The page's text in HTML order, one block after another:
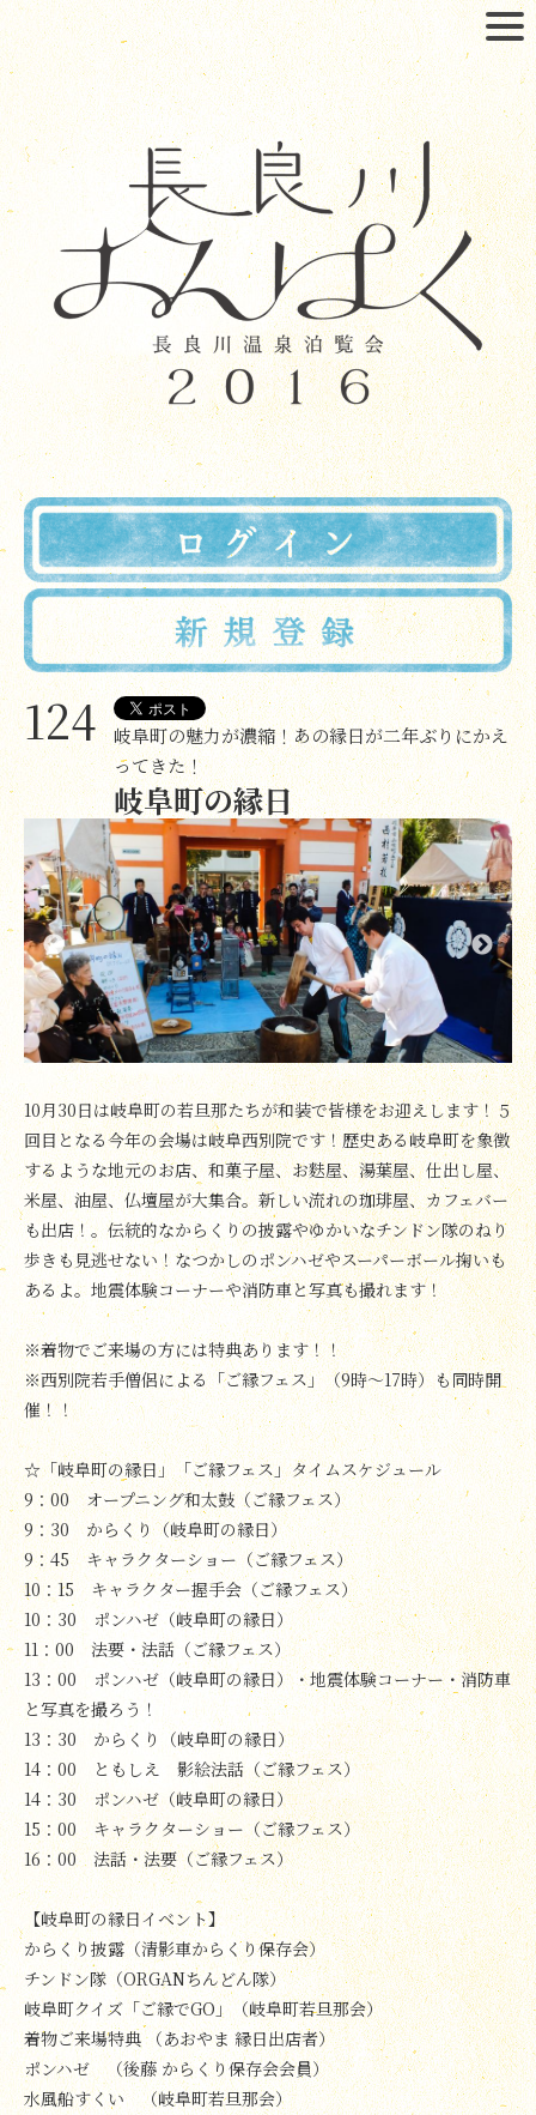
124
岐阜町の魅力が濃縮！あの縁日が二年ぶりにかえ
ってきた！
岐阜町の縁日
10月30日は岐阜町の若旦那たちが和装で皆様をお迎えします！５
回目となる今年の会場は岐阜西別院です！歴史ある岐阜町を象徴
するような地元のお店、和菓子屋、お麩屋、湯葉屋、仕出し屋、
米屋、油屋、仏壇屋が大集合。新しい流れの珈琲屋、カフェバー
も出店！。伝統的なからくりの披露やゆかいなチンドン隊のねり
歩きも見逃せない！なつかしのポンハゼやスーパーボール掬いも
あるよ。地震体験コーナーや消防車と写真も撮れます！
※着物でご来場の方には特典あります！！
※西別院若手僧侶による「ご縁フェス」（9時～17時）も同時開
催！！
☆「岐阜町の縁日」「ご縁フェス」タイムスケジュール
9：00 オープニング和太鼓（ご縁フェス）
9：30 からくり（岐阜町の縁日）
9：45 キャラクターショー（ご縁フェス）
10：15 キャラクター握手会（ご縁フェス）
10：30 ポンハゼ（岐阜町の縁日）
11：00 法要・法話（ご縁フェス）
13：00 ポンハゼ（岐阜町の縁日）・地震体験コーナー・消防車
と写真を撮ろう！
13：30 からくり（岐阜町の縁日）
14：00 ともしえ 影絵法話（ご縁フェス）
14：30 ポンハゼ（岐阜町の縁日）
15：00 キャラクターショー（ご縁フェス）
16：00 法話・法要（ご縁フェス）
【岐阜町の縁日イベント】
からくり披露（清影車からくり保存会）
チンドン隊（ORGANちんどん隊）
岐阜町クイズ「ご縁でGO」（岐阜町若旦那会）
着物ご来場特典 （あおやま 縁日出店者）
ポンハゼ （後藤 からくり保存会会員）
水風船すくい （岐阜町若旦那会）